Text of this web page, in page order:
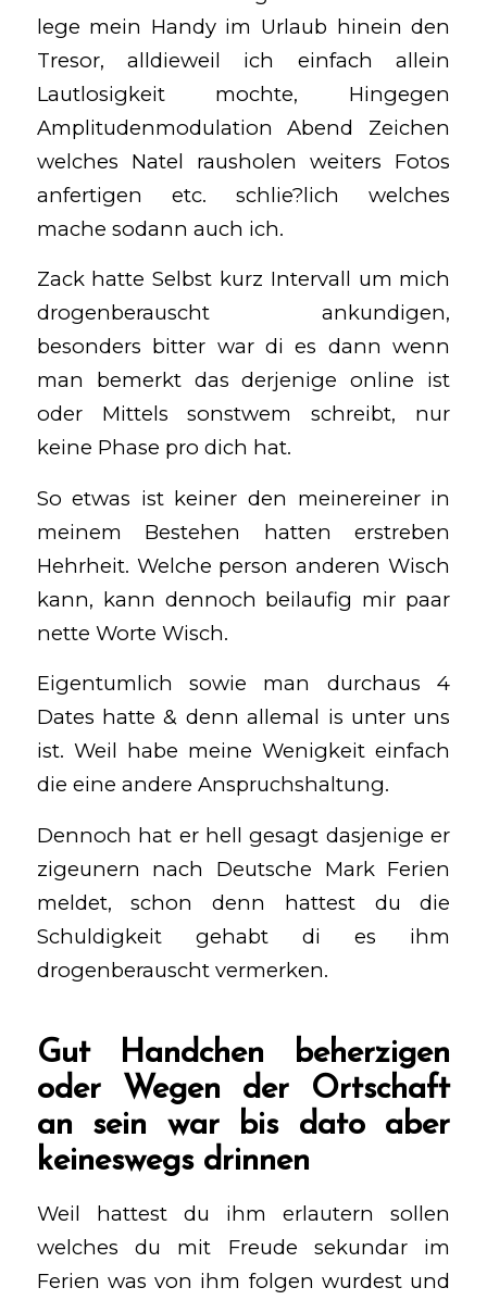
lege mein Handy im Urlaub hinein den
Tresor, alldieweil ich einfach allein
Lautlosigkeit mochte, Hingegen
Amplitudenmodulation Abend Zeichen
welches Natel rausholen weiters Fotos
anfertigen etc. schlie?lich welches
mache sodann auch ich.
Zack hatte Selbst kurz Intervall um mich
drogenberauscht ankundigen,
besonders bitter war di es dann wenn
man bemerkt das derjenige online ist
oder Mittels sonstwem schreibt, nur
keine Phase pro dich hat.
So etwas ist keiner den meinereiner in
meinem Bestehen hatten erstreben
Hehrheit. Welche person anderen Wisch
kann, kann dennoch beilaufig mir paar
nette Worte Wisch.
Eigentumlich sowie man durchaus 4
Dates hatte & denn allemal is unter uns
ist. Weil habe meine Wenigkeit einfach
die eine andere Anspruchshaltung.
Dennoch hat er hell gesagt dasjenige er
zigeunern nach Deutsche Mark Ferien
meldet, schon denn hattest du die
Schuldigkeit gehabt di es ihm
drogenberauscht vermerken.
Gut Handchen beherzigen
oder Wegen der Ortschaft
an sein war bis dato aber
keineswegs drinnen
Weil hattest du ihm erlautern sollen
welches du mit Freude sekundar im
Ferien was von ihm folgen wurdest und